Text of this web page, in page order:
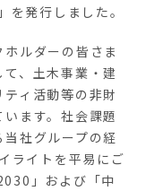
」を発行しました。
ルダーの皆さま
、土木事業・建
ィ活動等の非財
ます。社会課題
社グループの経
ライトを平易にご
」および「中